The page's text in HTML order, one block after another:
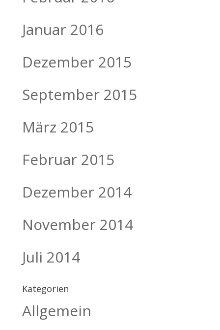
Januar 2016
Dezember 2015
September 2015
März 2015
Februar 2015
Dezember 2014
November 2014
Juli 2014
Kategorien
Allgemein